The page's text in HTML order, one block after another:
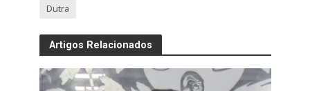
Dutra
Artigos Relacionados